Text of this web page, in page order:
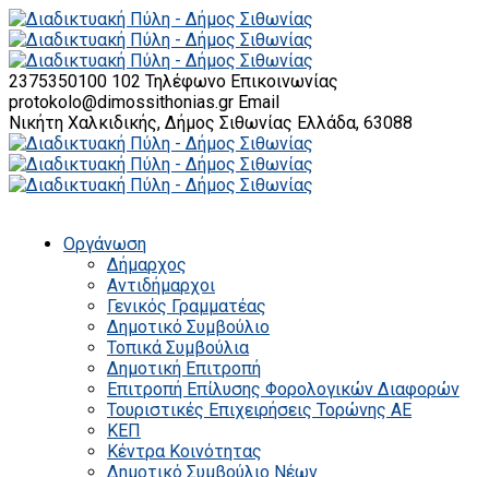
2375350100 102 Τηλέφωνο Επικοινωνίας
protokolo@dimossithonias.gr Email
Νικήτη Χαλκιδικής, Δήμος Σιθωνίας Ελλάδα, 63088
Οργάνωση
Δήμαρχος
Αντιδήμαρχοι
Γενικός Γραμματέας
Δημοτικό Συμβούλιο
Τοπικά Συμβούλια
Δημοτική Επιτροπή
Επιτροπή Επίλυσης Φορολογικών Διαφορών
Τουριστικές Επιχειρήσεις Τορώνης ΑΕ
ΚΕΠ
Κέντρα Κοινότητας
Δημοτικό Συμβούλιο Νέων